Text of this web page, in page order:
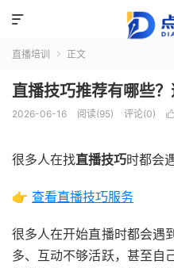

直播培训  正文
直播技巧推荐有哪些
2026-06-16 阅读(95) 评论(0)
很多人在找直播技巧时都会
👉 查看直播技巧服务
很多人在开始直播时都会遇
多、互动不够活跃，甚至自